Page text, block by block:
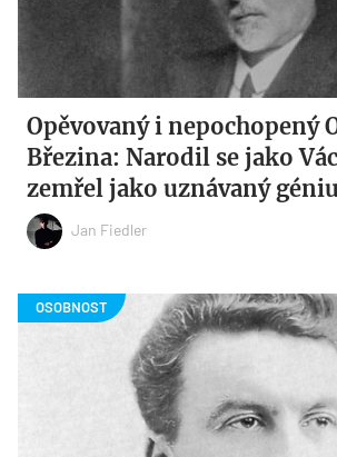
Opěvovaný i nepochopený
Březina: Narodil se jako
zemřel jako uznávaný
Jan Fiedler